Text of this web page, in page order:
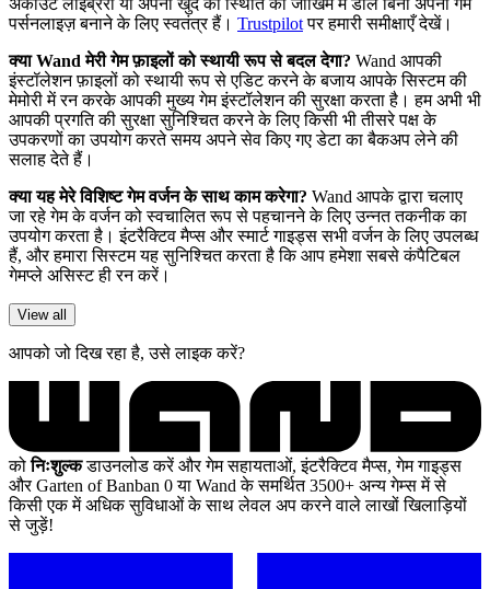
पर्सनलाइज़ बनाने के लिए स्वतंत्र हैं। Trustpilotपर हमारी समीक्षाएँ देखें।
क्या Wand मेरी गेम फ़ाइलों को स्थायी रूप से बदल देगा? Wand आपकी
इंस्टॉलेशन फ़ाइलों को स्थायी रूप से एडिट करने के बजाय आपके सिस्टम की
मेमोरी में रन करके आपकी मुख्य गेम इंस्टॉलेशन की सुरक्षा करता है। हम अभी भी
आपकी प्रगति की सुरक्षा सुनिश्चित करने के लिए किसी भी तीसरे पक्ष के
उपकरणों का उपयोग करते समय अपने सेव किए गए डेटा का बैकअप लेने की
सलाह देते हैं।
क्या यह मेरे विशिष्ट गेम वर्जन के साथ काम करेगा? Wand आपके द्वारा चलाए
जा रहे गेम के वर्जन को स्वचालित रूप से पहचानने के लिए उन्नत तकनीक का
उपयोग करता है। इंटरैक्टिव मैप्स और स्मार्ट गाइड्स सभी वर्जन के लिए उपलब्ध
हैं, और हमारा सिस्टम यह सुनिश्चित करता है कि आप हमेशा सबसे कंपैटिबल
गेमप्ले असिस्ट ही रन करें।
View all
आपको जो दिख रहा है, उसे लाइक करें?
कोनिःशुल्कडाउनलोड करें और गेम सहायताओं, इंटरैक्टिव मैप्स, गेम गाइड्स
और Garten of Banban 0 या Wand के समर्थित 3500+ अन्य गेम्स में से
किसी एक में अधिक सुविधाओं के साथ लेवल अप करने वाले लाखों खिलाड़ियों
से जुड़ें!